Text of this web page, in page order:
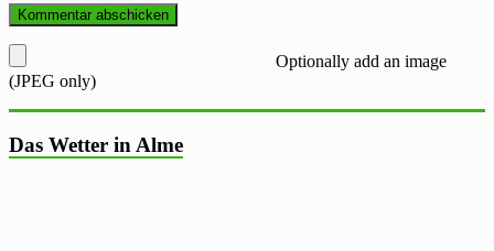
Optionally add an image
(JPEG only)
Das Wetter in Alme